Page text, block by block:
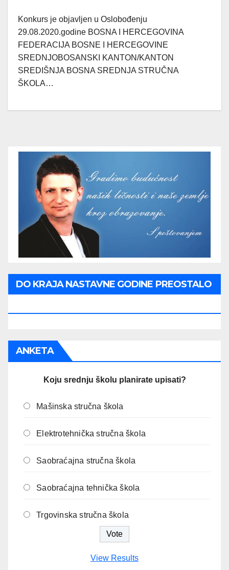
Konkurs je objavljen u Oslobođenju
29.08.2020.godine BOSNA I HERCEGOVINA
FEDERACIJA BOSNE I HERCEGOVINE
SREDNJOBOSANSKI KANTON/KANTON
SREDIŠNJA BOSNA SREDNJA STRUČNA
ŠKOLA…
DO KRAJA NASTAVNE GODINE PREOSTALO
ANKETA
Koju srednju školu planirate upisati?
Mašinska stručna škola
Elektrotehnička stručna škola
Saobraćajna stručna škola
Saobraćajna tehnička škola
Trgovinska stručna škola
View Results